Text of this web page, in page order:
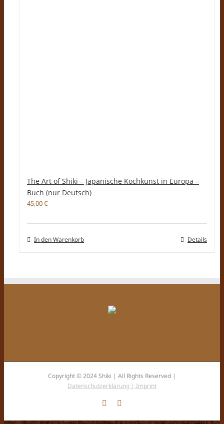
The Art of Shiki – Japanische Kochkunst in Europa –
Buch (nur Deutsch)
45,00€
In den Warenkorb Details
Copyright © 2024 Shiki | All Rights Reserved |
Datenschutzerklärung | Imprint
Facebook